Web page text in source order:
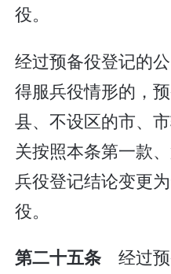
役。
经过预备役登记的
得服兵役情形的，
县、不设区的市、
关按照本条第一款
兵役登记结论变更
役。
第二十五条经过